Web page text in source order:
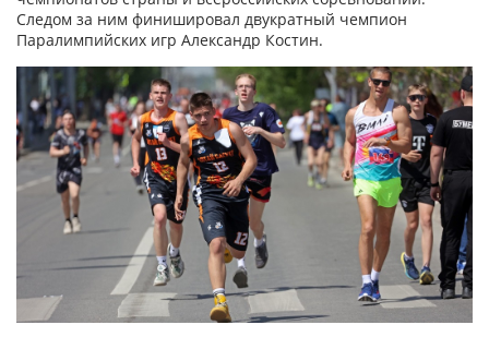
Следом за ним финишировал двукратный чемпион
Паралимпийских игр Александр Костин.